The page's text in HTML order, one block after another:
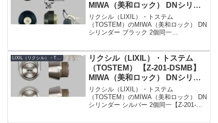
MIWA（美和ロック） DNシリン
ダー 玄関ドア用 ブラック 2個同
一
リクシル（LIXIL）・トステム
（TOSTEM）のMIWA（美和ロック） DN
シリンダー ブラック 2個同一
色ブラックセット内容本体×2、キー×5K
シリーズ...
LIXIL（リクシル）・TOSTEM（トステム）
リクシル（LIXIL）・トステム
（TOSTEM） 【Z-201-DSMB】
MIWA（美和ロック） DNシリン
ダー 玄関ドア用 シルバー 2個同
一
リクシル（LIXIL）・トステム
（TOSTEM）のMIWA（美和ロック） DN
シリンダー シルバー 2個同一【Z-201-